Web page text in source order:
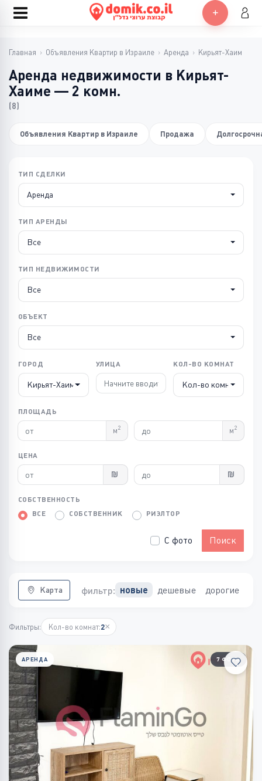
Главная › Объявления Квартир в Израиле › Аренда › Кирьят-Хаим
Аренда недвижимости в Кирьят-
Хаиме — 2 комн.
(8)
Объявления Квартир в Израиле Продажа
ТИП СДЕЛКИ
Аренда
ТИП АРЕНДЫ
Все
ТИП НЕДВИЖИМОСТИ
Все
ОБЪЕКТ
Все
ГОРОД
Кирьят-Хаим
УЛИЦА КОЛ-ВО КОМНАТ
Кол-во комнат
ПЛОЩАДЬ
м2 м2
ЦЕНА
СОБСТВЕННОСТЬ
ВСЕ
СОБСТВЕННИК РИЭЛТОР
С фото Поиск
Карта фильтр: новые дешевые дорогие
Фильтры: Кол-во комнат:2×
7 ФОТО
АРЕНДА